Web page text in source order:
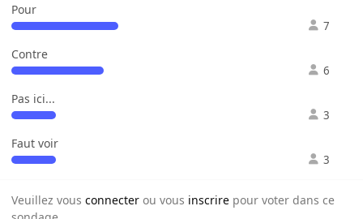
Pour
7
Contre
6
Pas ici...
3
Faut voir
3
Veuillez vous connecter ou vous inscrire pour voter dans ce